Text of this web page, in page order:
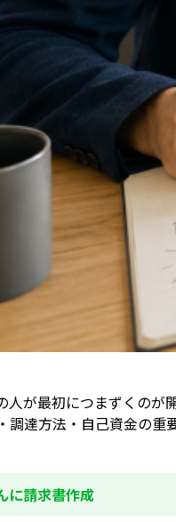
人が最初につまずくの
調達方法・自己資金の重
に請求書作成